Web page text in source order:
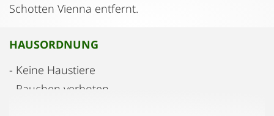
Schotten Vienna entfernt.
HAUSORDNUNG
- Keine Haustiere
- Rauchen verboten